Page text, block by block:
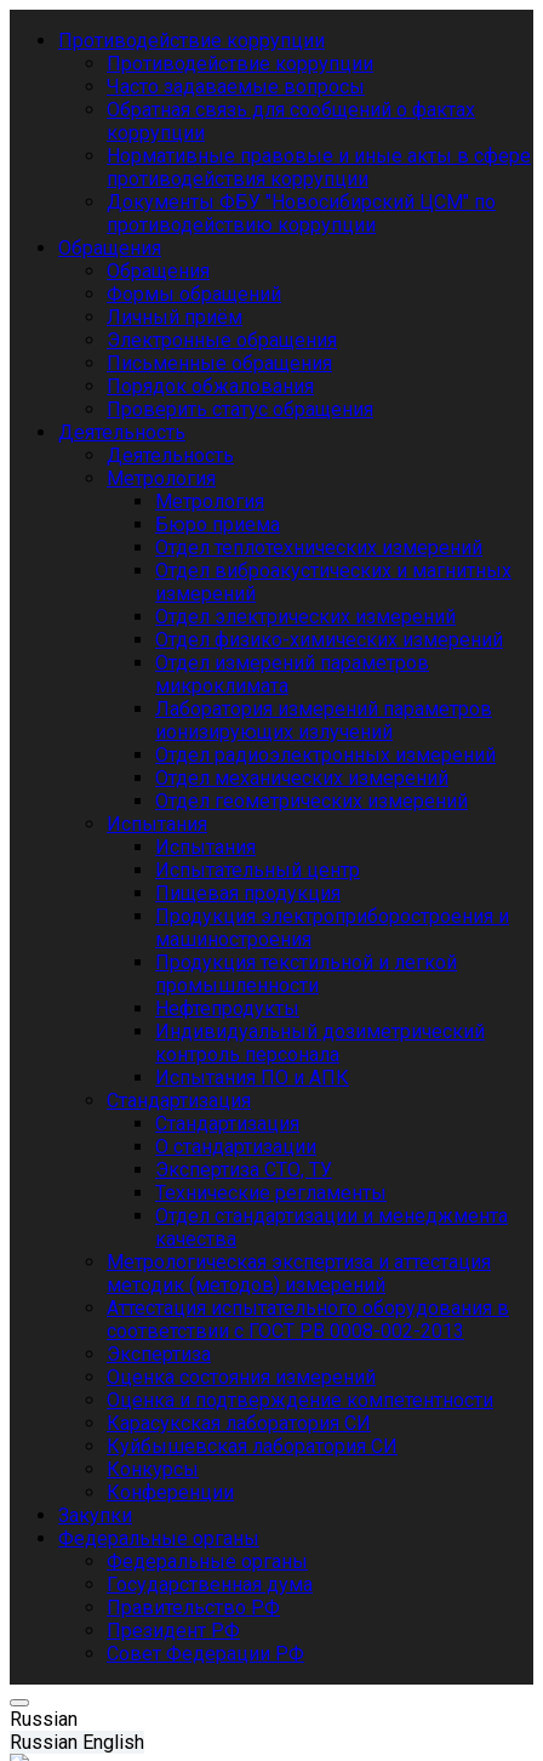
Противодействие коррупции
Противодействие коррупции
Часто задаваемые вопросы
Обратная связь для сообщений о фактах
коррупции
Нормативные правовые и иные акты в сфере
противодействия коррупции
Документы ФБУ "Новосибирский ЦСМ" по
противодействию коррупции
Обращения
Обращения
Формы обращений
Личный приём
Электронные обращения
Письменные обращения
Порядок обжалования
Проверить статус обращения
Деятельность
Деятельность
Метрология
Метрология
Бюро приема
Отдел теплотехнических измерений
Отдел виброакустических и магнитных
измерений
Отдел электрических измерений
Отдел физико-химических измерений
Отдел измерений параметров
микроклимата
Лаборатория измерений параметров
ионизирующих излучений
Отдел радиоэлектронных измерений
Отдел механических измерений
Отдел геометрических измерений
Испытания
Испытания
Испытательный центр
Пищевая продукция
Продукция электроприборостроения и
машиностроения
Продукция текстильной и легкой
промышленности
Нефтепродукты
Индивидуальный дозиметрический
контроль персонала
Испытания ПО и АПК
Стандартизация
Стандартизация
О стандартизации
Экспертиза СТО, ТУ
Технические регламенты
Отдел стандартизации и менеджмента
качества
Метрологическая экспертиза и аттестация
методик (методов) измерений
Аттестация испытательного оборудования в
соответствии с ГОСТ РВ 0008-002-2013
Экспертиза
Оценка состояния измерений
Оценка и подтверждение компетентности
Карасукская лаборатория СИ
Куйбышевская лаборатория СИ
Конкурсы
Конференции
Закупки
Федеральные органы
Федеральные органы
Государственная дума
Правительство РФ
Президент РФ
Совет Федерации РФ
Russian
Russian English